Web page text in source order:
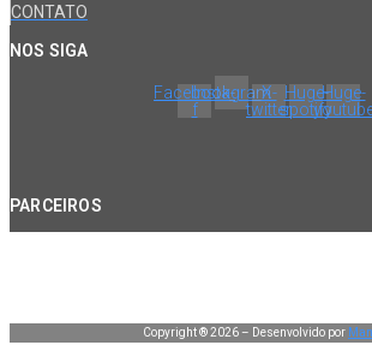
CONTATO
NOS SIGA
Facebook-
f
InstagramX-
twitter
Huge-
spotify
Huge-
PARCEIROS
Copyright ® 2026 – Desenvolvido por